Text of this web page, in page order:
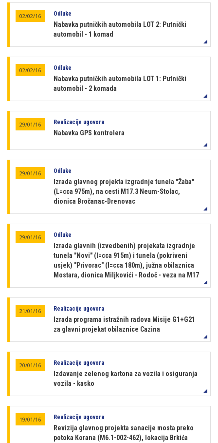
02/02/16 Odluke
Nabavka putničkih automobila LOT 2: Putnički
automobil - 1 komad
02/02/16 Odluke
Nabavka putničkih automobila LOT 1: Putnički
automobil - 2 komada
29/01/16 Realizacije ugovora
Nabavka GPS kontrolera
29/01/16 Odluke
Izrada glavnog projekta izgradnje tunela "Žaba"
(L=cca 975m), na cesti M17.3 Neum-Stolac,
dionica Bročanac-Drenovac
29/01/16 Odluke
Izrada glavnih (izvedbenih) projekata izgradnje
tunela "Novi" (l=cca 915m) i tunela (pokriveni
usjek) "Privorac" (l=cca 180m), južna obilaznica
Mostara, dionica Miljkovići - Rodoč - veza na M17
21/01/16 Realizacije ugovora
Izrada programa istražnih radova Misije G1+G21
za glavni projekat obilaznice Cazina
20/01/16 Realizacije ugovora
Izdavanje zelenog kartona za vozila i osiguranja
vozila - kasko
19/01/16 Realizacije ugovora
Revizija glavnog projekta sanacije mosta preko
potoka Korana (M6.1-002-462), lokacija Brkića